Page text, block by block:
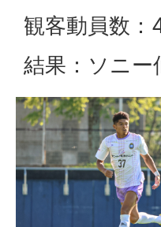
観客動員数：
結果：ソニー